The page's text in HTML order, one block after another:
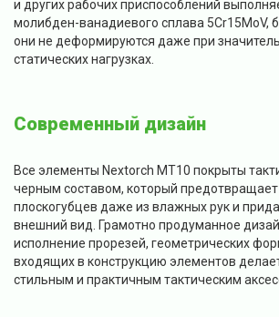
и других рабочих приспособлений
молибден-ванадиевого сплава 5Cr15MoV,
они не деформируются даже при
статических нагрузках.
Современный дизайн
Все элементы Nextorch MT10 покрыты
черным составом, который
плоскогубцев даже из влажных рук и
внешний вид. Грамотно продуманное
исполнение прорезей, геометрических
входящих в конструкцию элементов
стильным и практичным тактическим